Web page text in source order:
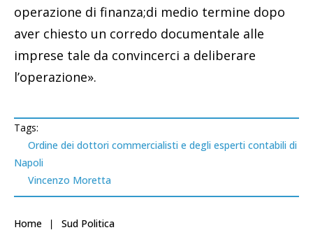
operazione di finanza;di medio termine dopo
aver chiesto un corredo documentale alle
imprese tale da convincerci a deliberare
l’operazione».
Tags:
Ordine dei dottori commercialisti e degli esperti contabili di
Napoli
Vincenzo Moretta
Home Sud Politica